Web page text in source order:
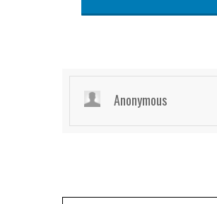
Anonymous